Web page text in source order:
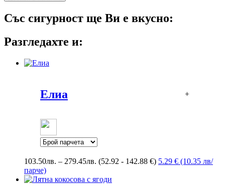
Със сигурност ще Ви е вкусно:
Разгледахте и:
Елиа +
103.50лв. – 279.45лв. Price
103.50лв.
(52.92 - 142.88 €) 5.29 € (10.35 лв/
парче)